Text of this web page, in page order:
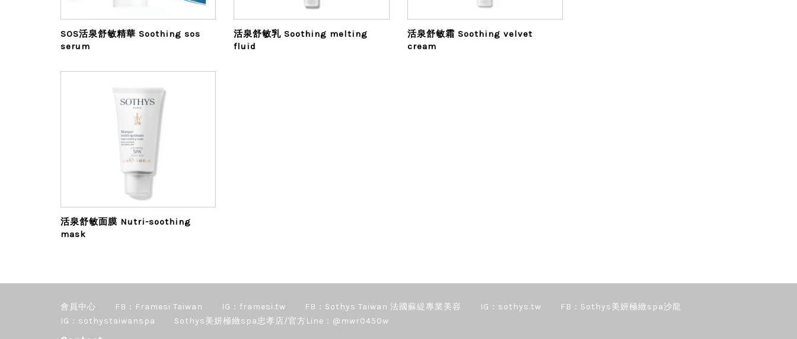
SOS活泉舒敏精華 Soothing sos
serum
活泉舒敏乳 Soothing melting
fluid
活泉舒敏霜 Soothing velvet
cream
活泉舒敏面膜 Nutri-soothing
mask
會員中心 FB：Framesi Taiwan IG：framesi.tw FB：Sothys Taiwan 法國蘇緹專業美容 IG：sothys.tw
FB：Sothys美妍極緻spa沙龍
IG：sothystaiwanspa
Sothys美妍極緻spa忠孝店/官方Line：@mwr0450w